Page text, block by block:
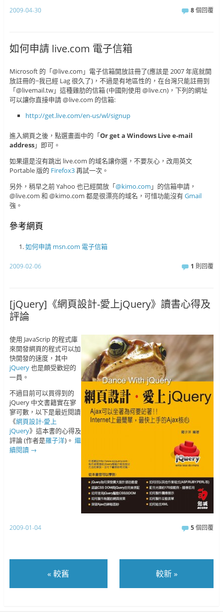
2009-04-30 8個回覆
如何申請 live.com 電子信箱
Microsoft 的「@live.com」電子信箱開放註冊了(應該是 2007 年底就開
放註冊的~我已經 Lag 很久了)，不過是有地區性的，在台灣只能註冊到
「@livemail.tw」這種雞肋的信箱 (中國則使用 @live.cn)，下列的網址
可以讓你直接申請 @live.com 的信箱:
http://get.live.com/en-us/wl/signup
進入網頁之後，點選畫面中的「Or get a Windows Live e-mail
address」即可。
如果還是沒有跳出 live.com 的域名讓你選，不要灰心，改用英文
Portable 版的 Firefox3再試一次。
另外，稍早之前 Yahoo 也已經開放「@kimo.com 」的信箱申請，
@live.com 和 @kimo.com 都是很漂亮的域名，可惜功能沒有Gmail
強。
參考網頁
如何申請 msn.com 電子信箱
2009-02-06 1 則回覆
[jQuery]《網頁設計-愛上jQuery》讀書心得及
評論
使用 JavaScrip 的程式庫
來開發網頁的程式可以加
快開發的速度，其中
jQuery也是頗受歡迎的
一員。
不過目前可以買得到的
jQuery 中文書籍實在寥
寥可數，以下是最近閱讀
《網頁設計-愛上
jQuery》這本書的心得及
評論 (作者是羅子洋)。 繼
續閱讀 →
2009-01-04 5個回覆
« 較舊 較新»